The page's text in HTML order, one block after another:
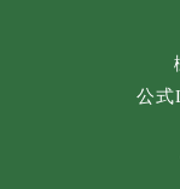
公